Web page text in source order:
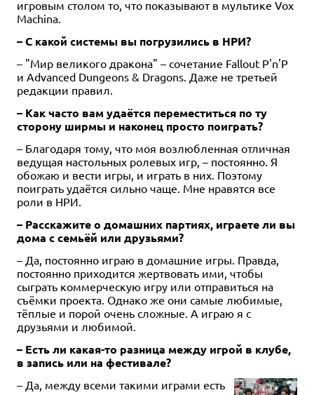
игровым столом то, что показывают в мультике Vox
Machina.
– С какой системы вы погрузились в НРИ?
– "Мир великого дракона" – сочетание Fallout P'n'P
и Advanced Dungeons & Dragons. Даже не третьей
редакции правил.
– Как часто вам удаётся переместиться по ту
сторону ширмы и наконец просто поиграть?
– Благодаря тому, что моя возлюбленная отличная
ведущая настольных ролевых игр, – постоянно. Я
обожаю и вести игры, и играть в них. Поэтому
поиграть удаётся сильно чаще. Мне нравятся все
роли в НРИ.
– Расскажите о домашних партиях, играете ли вы
дома с семьёй или друзьями?
– Да, постоянно играю в домашние игры. Правда,
постоянно приходится жертвовать ими, чтобы
сыграть коммерческую игру или отправиться на
съёмки проекта. Однако же они самые любимые,
тёплые и порой очень сложные. А играю я с
друзьями и любимой.
– Есть ли какая-то разница между игрой в клубе,
в запись или на фестивале?
– Да, между всеми такими играми есть